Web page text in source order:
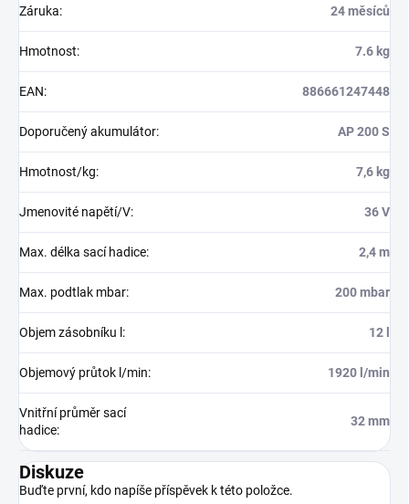
Záruka: 24 měsíců
Hmotnost: 7.6 kg
EAN: 886661247448
Doporučený akumulátor: AP 200 S
Hmotnost/kg: 7,6 kg
Jmenovité napětí/V: 36 V
Max. délka sací hadice: 2,4 m
Max. podtlak mbar: 200 mbar
Objem zásobníku l : 12 l
Objemový průtok l/min: 1920 l/min
Vnitřní průměr sací
hadice:
32 mm
Diskuze
Buďte první, kdo napíše příspěvek k této položce.